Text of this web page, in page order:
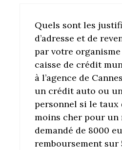
Quels sont les
d’adresse et de
par votre organisme
caisse de crédit
à l’agence de
un crédit auto ou
personnel si le taux
moins cher pour un
demandé de 8000
remboursement sur